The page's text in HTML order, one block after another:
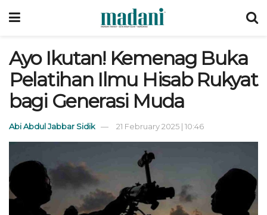
Ayo Ikutan! Kemenag Buka
Pelatihan Ilmu Hisab Rukyat
bagi Generasi Muda
Abi Abdul Jabbar Sidik 21 February 2025 | 10:46